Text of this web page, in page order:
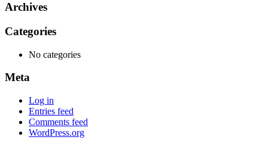
Archives
Categories
No categories
Meta
Log in
Entries feed
Comments feed
WordPress.org